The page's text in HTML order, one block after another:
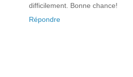
difficilement. Bonne chance!
Répondre